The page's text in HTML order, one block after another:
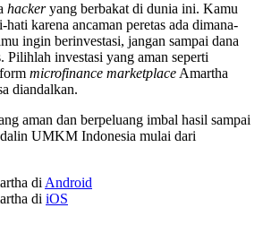
hackeryang berbakat di dunia ini. Kamu
karena ancaman peretas ada dimana-
ingin berinvestasi, jangan sampai dana
Pilihlah investasi yang aman seperti
microfinance marketplaceAmartha
diandalkan.
aman dan berpeluang imbal hasil sampai
UMKM Indonesia mulai dari
diAndroid
di iOS